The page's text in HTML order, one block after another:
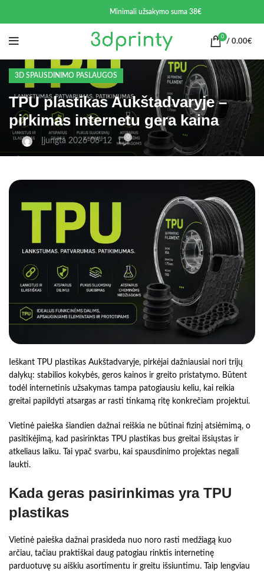
Minimali užsakymo suma 38€
0
/ 0.00€
3D SPAUSDINIMO PASLAUGOS
TPU plastikas Aukštadvaryje –
pirkimas internetu gera kaina
Įjungta 2026-06-12 0
Ieškant TPU plastikas Aukštadvaryje, pirkėjai dažniausiai nori trijų
dalykų: stabilios kokybės, geros kainos ir greito pristatymo. Būtent
todėl internetinis užsakymas tampa patogiausiu keliu, kai reikia
greitai papildyti atsargas ar rasti tinkamą ritę konkrečiam projektui.
Vietinė paieška šiandien dažnai reiškia ne būtinai fizinį atsiėmimą, o
pasitikėjimą, kad pasirinktas TPU plastikas bus greitai išsiųstas ir
atkeliaus laiku. Tai ypač svarbu, kai spausdinimo projektas negali
laukti.
Kada geras pasirinkimas yra TPU
plastikas
Vietinė paieška dažnai prasideda nuo noro rasti medžiagą kuo
arčiau, tačiau praktiškai daug patogiau rinktis internetinę
parduotuvę su aiškiu asortimentu ir greitu išsiuntimu. Taip lengviau